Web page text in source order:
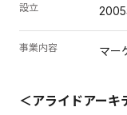
設立
事業内容 マー
＜アライドアーキ